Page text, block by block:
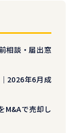
相談・届出窓
2026年6月成
M&Aで売却し